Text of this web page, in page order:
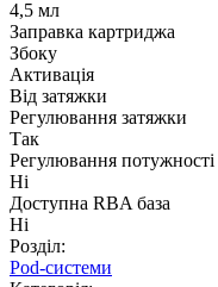
4,5 мл
Заправка картриджа
Збоку
Активація
Від затяжки
Регулювання затяжки
Так
Регулювання потужності
Ні
Доступна RBA база
Ні
Розділ:
Pod-системи